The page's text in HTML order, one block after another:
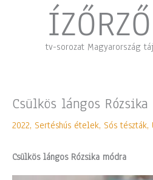
tv-sorozat Magyarország
Csülkös lángos Rózsika
2022, Sertéshús ételek, Sós tészták,
Csülkös lángos Rózsika módra